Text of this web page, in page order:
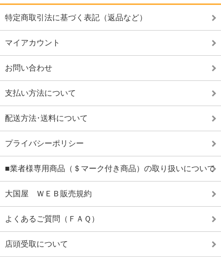
特定商取引法に基づく表記（返品など）
マイアカウント
お問い合わせ
支払い方法について
配送方法･送料について
プライバシーポリシー
■業者様専用商品（＄マーク付き商品）の取り扱いについて
大国屋 ＷＥＢ販売規約
よくあるご質問（ＦＡＱ）
店頭受取について